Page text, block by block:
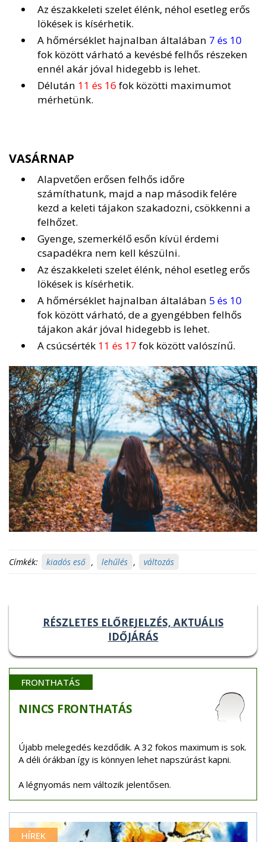
Az északkeleti szelet élénk, néhol esetleg erős
lökések is kísérhetik.
A hőmérséklet hajnalban általában 7 és 10
fok között várható a kevésbé felhős részeken
ennél akár jóval hidegebb is lehet.
Délután 11 és 16 fok közötti maximumot
mérhetünk.
VASÁRNAP
Alapvetően erősen felhős időre
számíthatunk, majd a nap második felére
kezd a keleti tájakon szakadozni, csökkenni a
felhőzet.
Gyenge, szemerkélő esőn kívül érdemi
csapadékra nem kell készülni.
Az északkeleti szelet élénk, néhol esetleg erős
lökések is kísérhetik.
A hőmérséklet hajnalban általában 5 és 10
fok között várható, de a gyengébben felhős
tájakon akár jóval hidegebb is lehet.
A csúcsérték 11 és 17 fok között valószínű.
Címkék: kiadós eső , lehűlés , változás
RÉSZLETES ELŐREJELZÉS, AKTUÁLIS
IDŐJÁRÁS
FRONTHATÁS
NINCS FRONTHATÁS
Újabb melegedés kezdődik. A 32 fokos maximum is sok.
A déli órákban így is könnyen lehet napszúrást kapni.
A légnyomás nem változik jelentősen.
HÍREK